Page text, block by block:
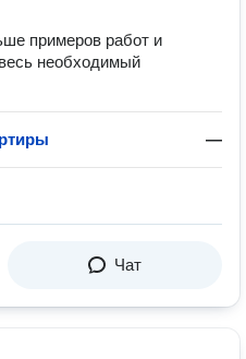
примеров работ и
необходимый
—
Чат